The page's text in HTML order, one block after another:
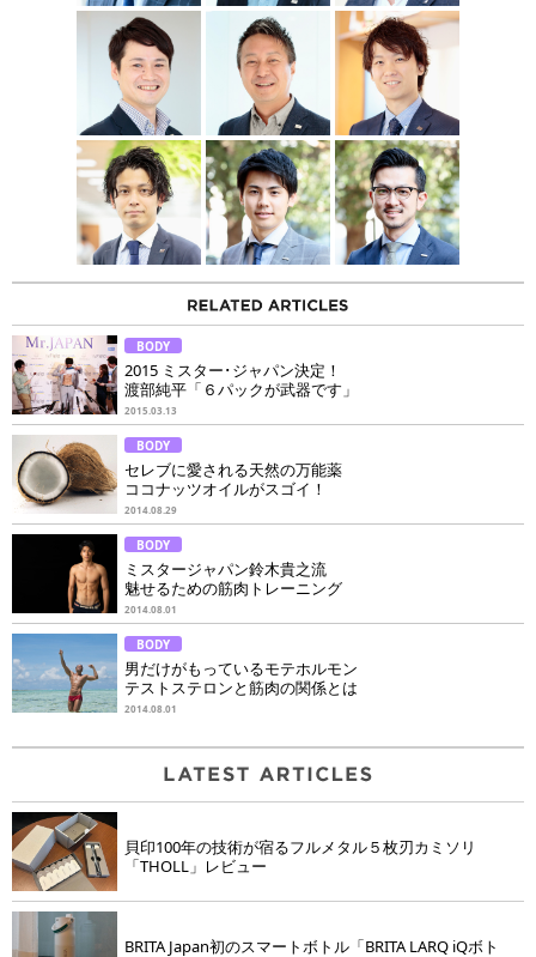
BODY
2015 ミスター･ジャパン決定！
渡部純平「６パックが武器です」
2015.03.13
BODY
セレブに愛される天然の万能薬
ココナッツオイルがスゴイ！
2014.08.29
BODY
ミスタージャパン鈴木貴之流
魅せるための筋肉トレーニング
2014.08.01
BODY
男だけがもっているモテホルモン
テストステロンと筋肉の関係とは
2014.08.01
貝印100年の技術が宿るフルメタル５枚刃カミソリ
「THOLL」レビュー
BRITA Japan初のスマートボトル「BRITA LARQ iQボト